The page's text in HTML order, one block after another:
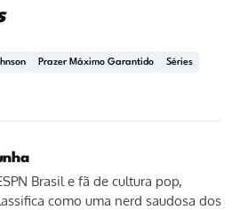
Prazer Máximo Garantido Séries
Brasil e fã de cultura pop,
como uma nerd saudosa dos